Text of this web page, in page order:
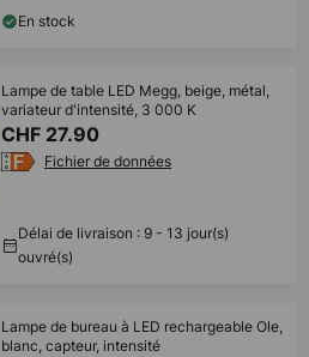
En stock
Lampe de table LED Megg, beige, métal,
variateur d'intensité, 3 000 K
CHF 27.90
Fichier de données
Délai de livraison : 9 - 13 jour(s)
ouvré(s)
Lampe de bureau à LED rechargeable Ole,
blanc, capteur, intensité